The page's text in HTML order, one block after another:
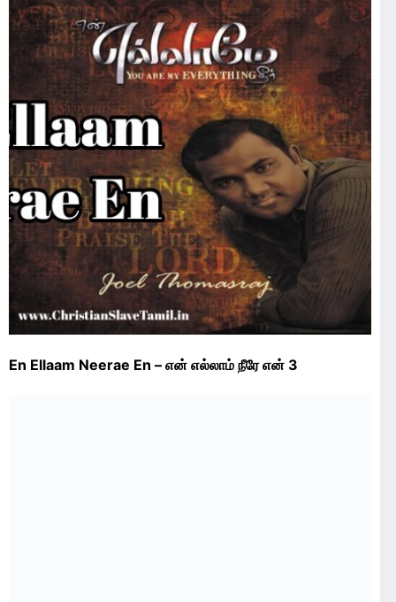
En Ellaam Neerae En – என் எல்லாம் நீரே என் 3